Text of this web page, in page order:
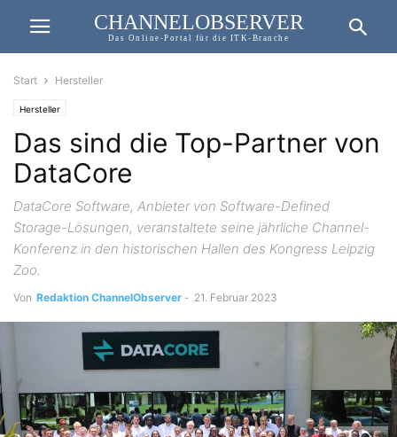
CHANNELOBSERVER
Das Online-Portal für die ITK-Branche
Start Hersteller
Hersteller
Das sind die Top-Partner von
DataCore
DataCore Software, Anbieter von Software-Defined
Storage-Lösungen, veranstaltete seine jährliche Channel-
Konferenz in den historischen Hallen des Kongress Leipzig
Zoo.
Von Redaktion ChannelObserver - 21. Februar 2023